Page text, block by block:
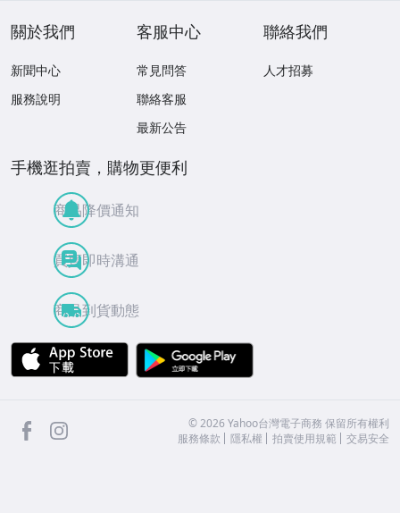
關於我們
新聞中心
服務說明
客服中心
常見問答
聯絡客服
最新公告
聯絡我們
人才招募
手機逛拍賣，購物更便利
商品降價通知
買賣即時溝通
商品到貨動態
APP Store
facebook ©2026 Yahoo台灣電子商務 保留所有權利
服務條款
隱私權 拍賣使用規範 交易安全